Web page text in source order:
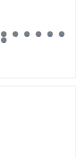
3 4 5 6 7 8
6